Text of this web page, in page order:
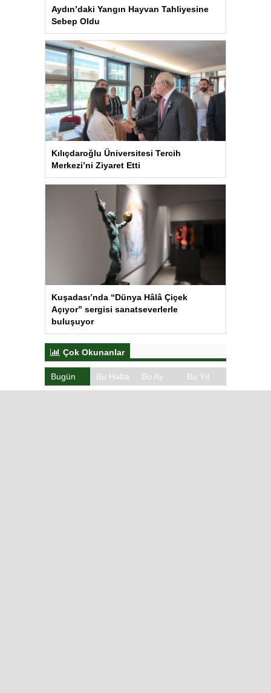
Aydın’daki Yangın Hayvan Tahliyesine
Sebep Oldu
Kılıçdaroğlu Üniversitesi Tercih
Merkezi’ni Ziyaret Etti
Kuşadası’nda “Dünya Hâlâ Çiçek
Açıyor” sergisi sanatseverlerle
buluşuyor
Çok Okunanlar
Bugün Bu Hafta Bu Ay Bu Yıl